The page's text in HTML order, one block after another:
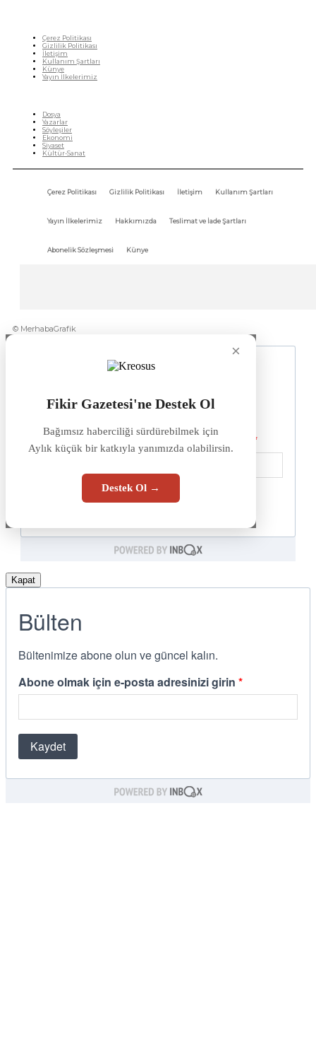
Çerez Politikası
Gizlilik Politikası
İletişim
Kullanım Şartları
Künye
Yayın İlkelerimiz
Dosya
Yazarlar
Söyleşiler
Ekonomi
Siyaset
Kültür-Sanat
Çerez Politikası Gizlilik Politikası İletişim Kullanım Şartları
Yayın İlkelerimiz Hakkımızda Teslimat ve İade Şartları
Abonelik Sözleşmesi Künye
© MerhabaGrafik
×
Fikir Gazetesi'ne Destek Ol
Bağımsız haberciliği sürdürebilmek için
Aylık küçük bir katkıyla yanımızda olabilirsin.
Destek Ol →
Kapat